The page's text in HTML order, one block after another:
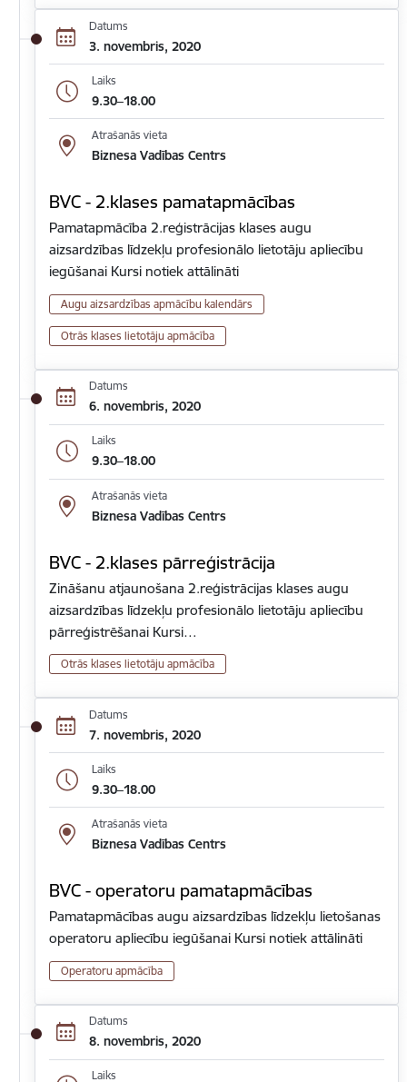
Datums
3. novembris, 2020
Laiks
9.30–18.00
Atrašanās vieta
Biznesa Vadības Centrs
BVC - 2.klases pamatapmācības
Pamatapmācība 2.reģistrācijas klases augu
aizsardzības līdzekļu profesionālo lietotāju apliecību
iegūšanai Kursi notiek attālināti
Augu aizsardzības apmācību kalendārs
Otrās klases lietotāju apmācība
Datums
6. novembris, 2020
Laiks
9.30–18.00
Atrašanās vieta
Biznesa Vadības Centrs
BVC - 2.klases pārreģistrācija
Zināšanu atjaunošana 2.reģistrācijas klases augu
aizsardzības līdzekļu profesionālo lietotāju apliecību
pārreģistrēšanai Kursi…
Otrās klases lietotāju apmācība
Datums
7. novembris, 2020
Laiks
9.30–18.00
Atrašanās vieta
Biznesa Vadības Centrs
BVC - operatoru pamatapmācības
Pamatapmācības augu aizsardzības līdzekļu lietošanas
operatoru apliecību iegūšanai Kursi notiek attālināti
Operatoru apmācība
Datums
8. novembris, 2020
Laiks